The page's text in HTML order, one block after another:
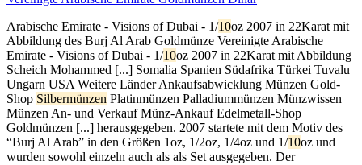
Arabische Emirate - Visions of Dubai - 1/10oz 2007 in 22Karat mit
Abbildung des Burj Al Arab Goldmünze Vereinigte Arabische
Emirate - Visions of Dubai - 1/10oz 2007 in 22Karat mit Abbildung
Scheich Mohammed [...] Somalia Spanien Südafrika Türkei Tuvalu
Ungarn USA Weitere Länder Ankaufsabwicklung Münzen Gold-
Shop Silbermünzen Platinmünzen Palladiummünzen Münzwissen
Münzen An- und Verkauf Münz-Ankauf Edelmetall-Shop
Goldmünzen [...] herausgegeben. 2007 startete mit dem Motiv des
“Burj Al Arab” in den Größen 1oz, 1/2oz, 1/4oz und 1/10oz und
wurden sowohl einzeln auch als als Set ausgegeben. Der